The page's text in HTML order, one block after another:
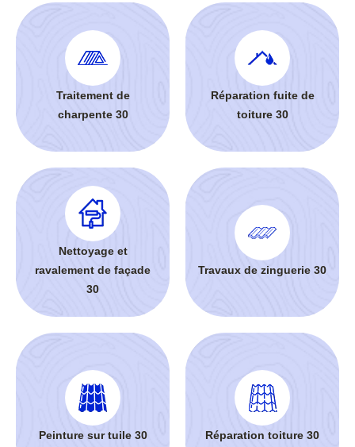
Traitement de
charpente 30
Réparation fuite de
toiture 30
Nettoyage et
ravalement de façade
30
Travaux de zinguerie 30
Peinture sur tuile 30 Réparation toiture 30